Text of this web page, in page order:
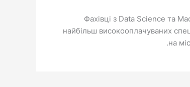
Фахівці з Data Science та
найбільш високооплачуваних
на